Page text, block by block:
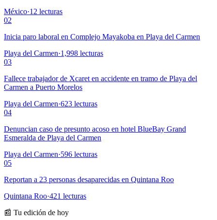
México·12 lecturas
02
Inicia paro laboral en Complejo Mayakoba en Playa del Carmen
Playa del Carmen·1,998 lecturas
03
Fallece trabajador de Xcaret en accidente en tramo de Playa del
Carmen a Puerto Morelos
Playa del Carmen·623 lecturas
04
Denuncian caso de presunto acoso en hotel BlueBay Grand
Esmeralda de Playa del Carmen
Playa del Carmen·596 lecturas
05
Reportan a 23 personas desaparecidas en Quintana Roo
Quintana Roo·421 lecturas
📰 Tu edición de hoy